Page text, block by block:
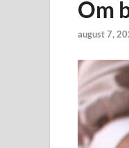
Om
august 7,